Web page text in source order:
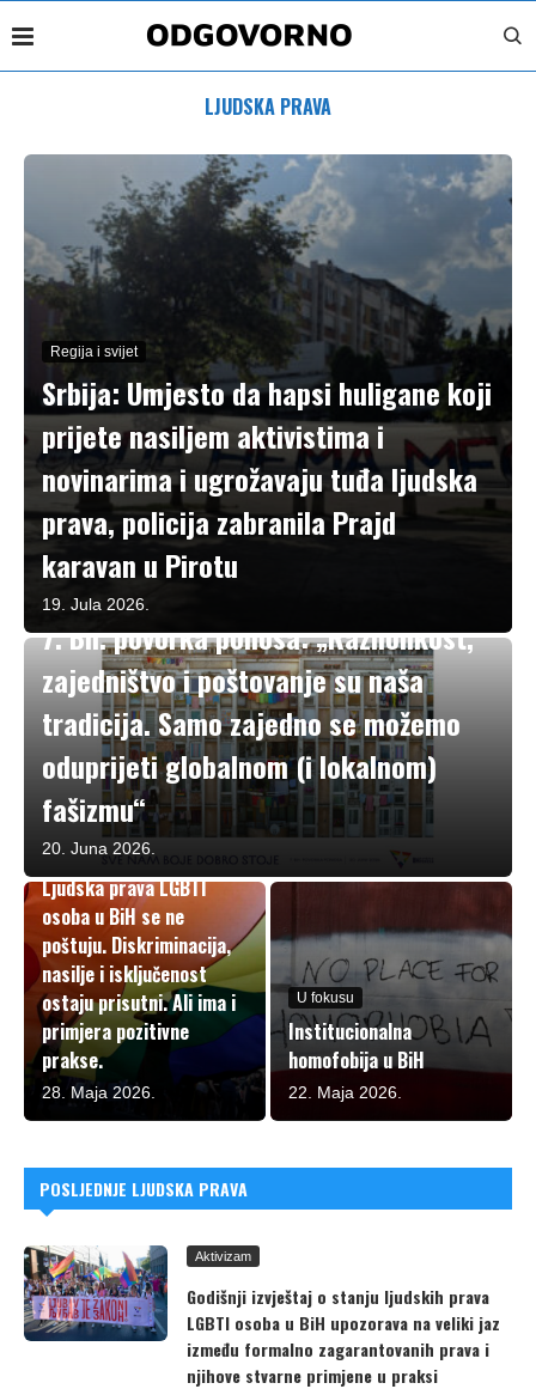
LJUDSKA PRAVA
Regija i svijet
Srbija: Umjesto da hapsi huligane koji
prijete nasiljem aktivistima i
novinarima i ugrožavaju tuđa ljudska
prava, policija zabranila Prajd
karavan u Pirotu
19. Jula 2026.
Aktivizam
7. Bh. povorka ponosa: „Raznolikost,
zajedništvo i poštovanje su naša
tradicija. Samo zajedno se možemo
oduprijeti globalnom (i lokalnom)
fašizmu“
20. Juna 2026.
Komentari i analize
Ljudska prava LGBTI
osoba u BiH se ne
poštuju. Diskriminacija,
nasilje i isključenost
ostaju prisutni. Ali ima i
primjera pozitivne
prakse.
28. Maja 2026.
U fokusu
Institucionalna
homofobija u BiH
22. Maja 2026.
POSLJEDNJE LJUDSKA PRAVA
Aktivizam
Godišnji izvještaj o stanju ljudskih prava
LGBTI osoba u BiH upozorava na veliki jaz
između formalno zagarantovanih prava i
njihove stvarne primjene u praksi